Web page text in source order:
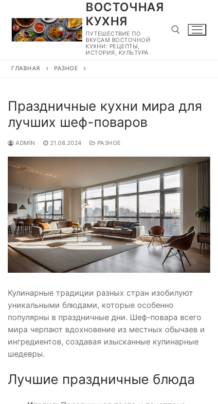
содержимому
ВОСТОЧНАЯ
КУХНЯ
ПУТЕШЕСТВИЕ ПО
ВКУСАМ ВОСТОЧНОЙ
КУХНИ: РЕЦЕПТЫ,
ИСТОРИЯ, КУЛЬТУРА
ГЛАВНАЯ РАЗНОЕ
Праздничные кухни мира для
лучших шеф-поваров
ADMIN 21.08.2024 РАЗНОЕ
Кулинарные традиции разных стран изобилуют
уникальными блюдами, которые особенно
популярны в праздничные дни. Шеф-повара всего
мира черпают вдохновение из местных обычаев и
ингредиентов, создавая изысканные кулинарные
шедевры.
Лучшие праздничные блюда